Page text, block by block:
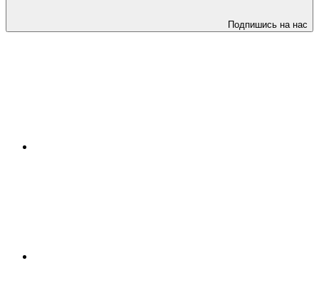
Подпишись на нас